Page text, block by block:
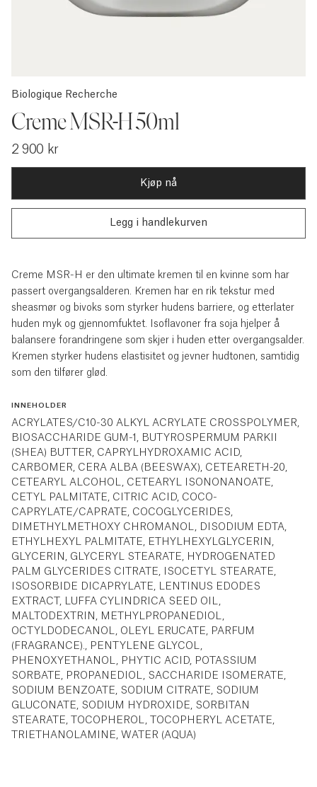
Biologique Recherche
Creme MSR-H 50ml
2 900 kr
Kjøp nå
Creme MSR-H er den ultimate kremen til en kvinne som har
passert overgangsalderen. Kremen har en rik tekstur med
sheasmør og bivoks som styrker hudens barriere, og etterlater
huden myk og gjennomfuktet. Isoflavoner fra soja hjelper å
balansere forandringene som skjer i huden etter overgangsalder.
Kremen styrker hudens elastisitet og jevner hudtonen, samtidig
som den tilfører glød.
INNEHOLDER
ACRYLATES/C10-30 ALKYL ACRYLATE CROSSPOLYMER,
BIOSACCHARIDE GUM-1, BUTYROSPERMUM PARKII
(SHEA) BUTTER, CAPRYLHYDROXAMIC ACID,
CARBOMER, CERA ALBA (BEESWAX), CETEARETH-20,
CETEARYL ALCOHOL, CETEARYL ISONONANOATE,
CETYL PALMITATE, CITRIC ACID, COCO-
CAPRYLATE/CAPRATE, COCOGLYCERIDES,
DIMETHYLMETHOXY CHROMANOL, DISODIUM EDTA,
ETHYLHEXYL PALMITATE, ETHYLHEXYLGLYCERIN,
GLYCERIN, GLYCERYL STEARATE, HYDROGENATED
PALM GLYCERIDES CITRATE, ISOCETYL STEARATE,
ISOSORBIDE DICAPRYLATE, LENTINUS EDODES
EXTRACT, LUFFA CYLINDRICA SEED OIL,
MALTODEXTRIN, METHYLPROPANEDIOL,
OCTYLDODECANOL, OLEYL ERUCATE, PARFUM
(FRAGRANCE)., PENTYLENE GLYCOL,
PHENOXYETHANOL, PHYTIC ACID, POTASSIUM
SORBATE, PROPANEDIOL, SACCHARIDE ISOMERATE,
SODIUM BENZOATE, SODIUM CITRATE, SODIUM
GLUCONATE, SODIUM HYDROXIDE, SORBITAN
STEARATE, TOCOPHEROL, TOCOPHERYL ACETATE,
TRIETHANOLAMINE, WATER (AQUA)